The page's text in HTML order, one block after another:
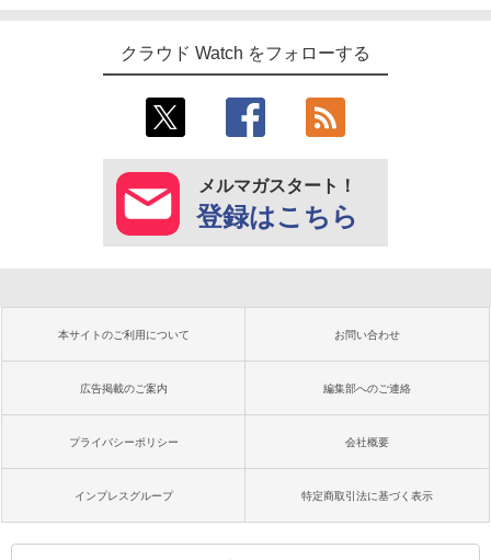
クラウド Watch をフォローする
メルマガスタート！
登録はこちら
本サイトのご利用について お問い合わせ
広告掲載のご案内 編集部へのご連絡
プライバシーポリシー 会社概要
インプレスグループ 特定商取引法に基づく表示